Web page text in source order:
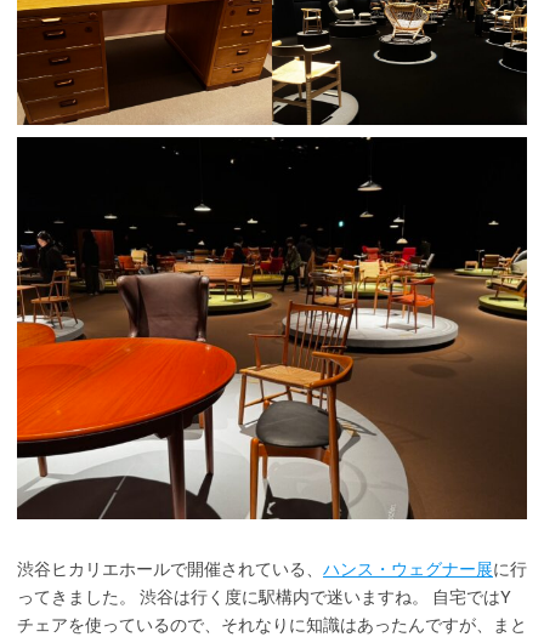
渋谷ヒカリエホールで開催されている、 ハンス・ウェグナー展に行
ってきました。 渋谷は行く度に駅構内で迷いますね。 自宅ではY
チェアを使っているので、それなりに知識はあったんですが、まと